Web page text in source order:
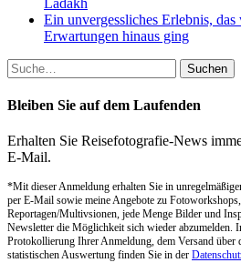
Ladakh
Ein unvergessliches Erlebnis,
Erwartungen hinaus ging
Suche
nach:
Bleiben Sie auf dem Laufenden
Erhalten Sie Reisefotografie-News
E-Mail.
*Mit dieser Anmeldung erhalten Sie in
per E-Mail sowie meine Angebote zu
Reportagen/Multivsionen, jede Menge Bilder und
Newsletter die Möglichkeit sich wieder abzumelden.
Protokollierung Ihrer Anmeldung, dem Versand über
statistischen Auswertung finden Sie in der